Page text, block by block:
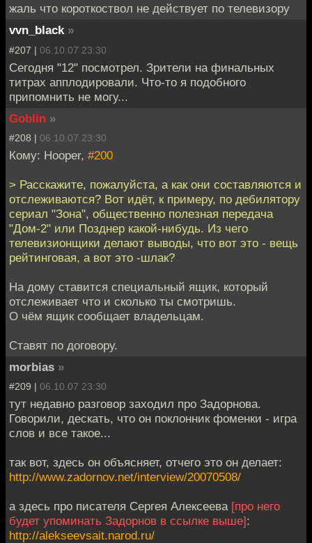
жаль что короткоствол не действует по телевизору
vvn_black »
#207 | 06.10.07 23:30
Сегодня "12" посмотрел. Зрители на финальных
титрах апплодировали. Что-то я подобного
припомнить не могу...
Goblin »
#208 | 06.10.07 23:30
Кому: Hooper, #200
> Расскажите, пожалуйста, а как они составляются и
отслеживаются? Вот идёт, к примеру, по дебилятору
сериал "Зона", общественно полезная передача
"Дом-2" или Позднер какой-нибудь. Из чего
телевизионщики делают выводы, что вот это - вещь
рейтинговая, а вот это -шлак?
На дому ставится специальный ящик, который
отслеживает что и сколько ты смотришь.
О чём ящик сообщает владельцам.
Ставят по договору.
morbias »
#209 | 06.10.07 23:30
тут недавно разговор заходил про Задорнова.
Говорили, дескать, что он поклонник фоменки - игра
слов и все такое...
так вот, здесь он объясняет, отчего это он делает:
http://www.zadornov.net/interview/20070508/
а здесь про писателя Сергея Алексеева [про него
будет упоминать Задорнов в ссылке выше]:
http://alekseevsait.narod.ru/